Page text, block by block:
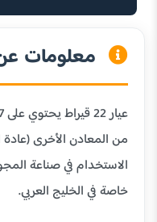
معلومات عن
من المعادن الأخرى
الاستخدام في صناعة
خاصة في الخليج العربي.